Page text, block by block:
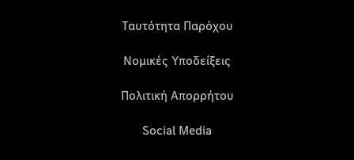
Ταυτότητα Παρόχου
Νομικές Υποδείξεις
Πολιτική Απορρήτου
Social Media